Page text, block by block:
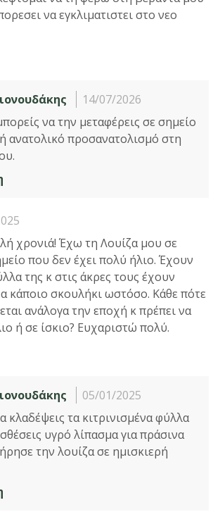
να εγκλιματιστει στο νεο
14/07/2026
να την μεταφέρεις σε σημείο
ανατολικό προσανατολισμό στη
χρονιά! Έχω τη Λουίζα μου σε
που δεν έχει πολύ ήλιο. Έχουν
της κ στις άκρες τους έχουν
κάποιο σκουλήκι ωστόσο. Κάθε πότε
ανάλογα την εποχή κ πρέπει να
ή σε ίσκιο? Ευχαριστώ πολύ.
05/01/2025
κλαδέψεις τα κιτρινισμένα φύλλα
υγρό λίπασμα για πράσινα
την λουίζα σε ημισκιερή